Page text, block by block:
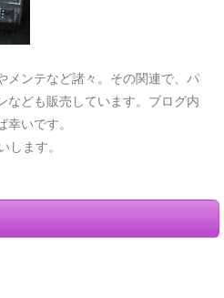
メンテなど諸々。その関連で、パ
なども販売しています。ブログ内
いです。
します。